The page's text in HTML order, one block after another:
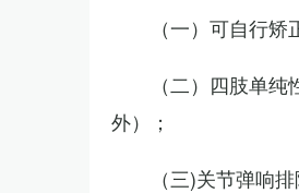
（一）可自行矫
（二）四肢单
外）；
（三)关节弹响